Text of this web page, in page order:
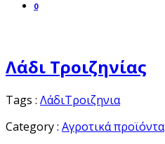
0
Λάδι Τροιζηνίας
Tags : ΛάδιΤροιζηνια
Category : Αγροτικά προϊόντα